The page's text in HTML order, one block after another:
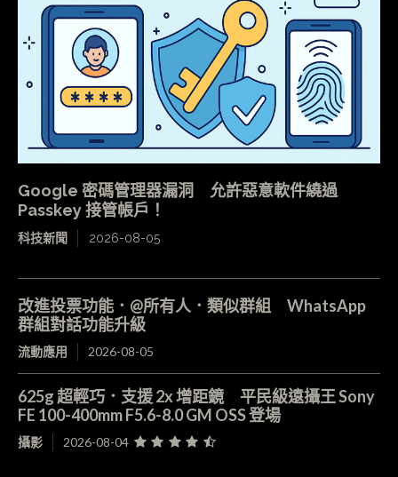
Google 密碼管理器漏洞 允許惡意軟件繞過
Passkey 接管帳戶！
科技新聞 2026-08-05
改進投票功能．@所有人．類似群組 WhatsApp
群組對話功能升級
流動應用 2026-08-05
625g 超輕巧．支援 2x 增距鏡 平民級遠攝王 Sony
FE 100-400mm F5.6-8.0 GM OSS 登場
攝影 2026-08-04